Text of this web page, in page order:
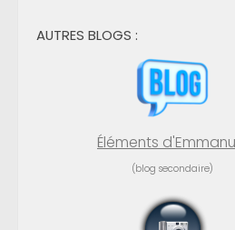
AUTRES BLOGS :
Éléments
(blog secondaire)